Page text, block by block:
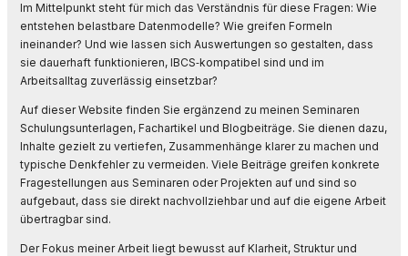
Im Mittelpunkt steht für mich das Verständnis für diese Fragen: Wie
entstehen belastbare Datenmodelle? Wie greifen Formeln
ineinander? Und wie lassen sich Auswertungen so gestalten, dass
sie dauerhaft funktionieren, IBCS‑kompatibel sind und im
Arbeitsalltag zuverlässig einsetzbar?
Auf dieser Website finden Sie ergänzend zu meinen Seminaren
Schulungsunterlagen, Fachartikel und Blogbeiträge. Sie dienen dazu,
Inhalte gezielt zu vertiefen, Zusammenhänge klarer zu machen und
typische Denkfehler zu vermeiden. Viele Beiträge greifen konkrete
Fragestellungen aus Seminaren oder Projekten auf und sind so
aufgebaut, dass sie direkt nachvollziehbar und auf die eigene Arbeit
übertragbar sind.
Der Fokus meiner Arbeit liegt bewusst auf Klarheit, Struktur und